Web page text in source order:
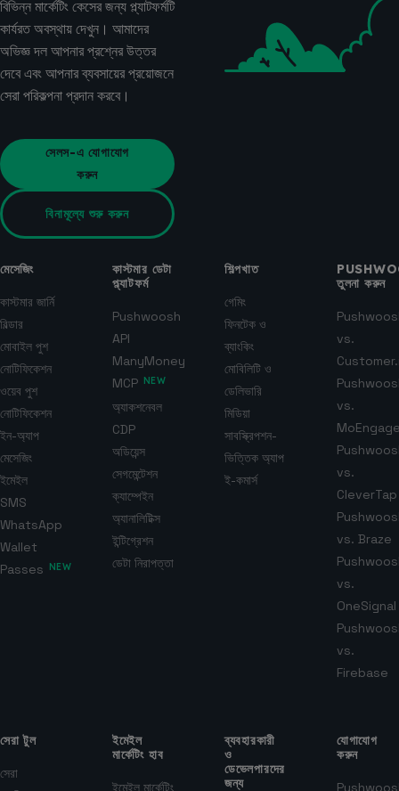
বিভিন্ন মার্কেটিং কেসের জন্য প্ল্যাটফর্মটি
কার্যরত অবস্থায় দেখুন। আমাদের
অভিজ্ঞ দল আপনার প্রশ্নের উত্তর
দেবে এবং আপনার ব্যবসায়ের প্রয়োজনে
সেরা পরিকল্পনা প্রদান করবে।
সেলস-এ যোগাযোগ
করুন
বিনামূল্যে শুরু করুন
মেসেজিং
কাস্টমার জার্নি
বিল্ডার
মোবাইল পুশ
নোটিফিকেশন
ওয়েব পুশ
নোটিফিকেশন
ইন-অ্যাপ
মেসেজিং
ইমেইল
SMS
WhatsApp
Wallet
Passes
NEW
কাস্টমার ডেটা
প্ল্যাটফর্ম
Pushwoosh
API
ManyMoney
MCP NEW
অ্যাকশনেবল
CDP
অডিয়েন্স
সেগমেন্টেশন
ক্যাম্পেইন
অ্যানালিটিক্স
ইন্টিগ্রেশন
ডেটা নিরাপত্তা
শিল্পখাত
গেমিং
ফিনটেক ও
ব্যাংকিং
মোবিলিটি ও
ডেলিভারি
মিডিয়া
সাবস্ক্রিপশন-
ভিত্তিক অ্যাপ
ই-কমার্স
তুলনা করুন
vs.
vs.
vs.
CleverTap
vs. Braze
vs.
OneSignal
vs.
Firebase
সেরা টুল
সেরা
ইমেইল
মার্কেটিং হাব
ইমেইল মার্কেটিং
ব্যবহারকারী
ও
ডেভেলপারদের
জন্য
যোগাযোগ
করুন